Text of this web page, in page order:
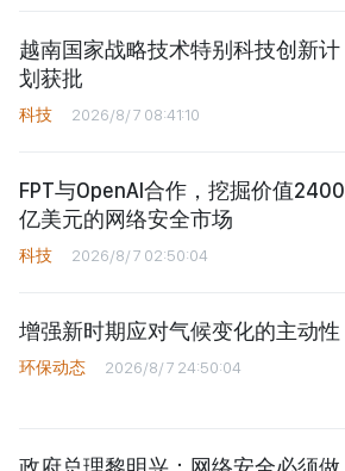
越南国家战略技术特别科技创新计
划获批
科技 2026/8/7 08:41:10
FPT与OpenAI合作，挖掘价值2400
亿美元的网络安全市场
科技 2026/8/7 02:50:04
增强新时期应对气候变化的主动性
环保动态 2026/8/7 24:50:04